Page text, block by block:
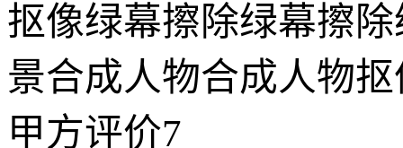
抠像绿幕擦除绿幕擦除
景合成人物合成人物
甲方评价7